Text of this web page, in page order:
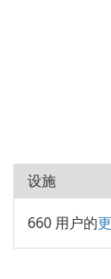
设施
660 用户的